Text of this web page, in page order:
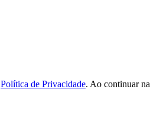
Política de Privacidade. Ao continuar